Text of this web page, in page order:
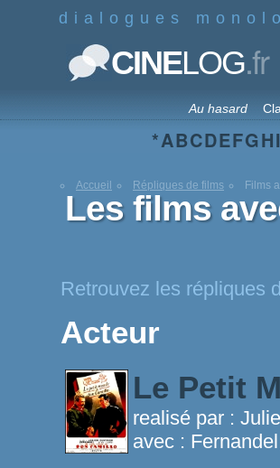
dialogues
CINELOG.fr
Au hasard
*ABCDEFGHI
Accueil Répliques de films Films
Les films
Retrouvez les répliques
Acteur
Le Petit
realisé par :
avec :